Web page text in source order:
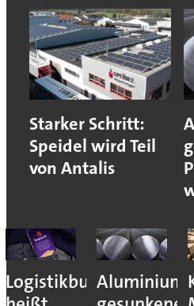
Starker Schritt:
Speidel wird Teil
von Antalis
Logistikbude